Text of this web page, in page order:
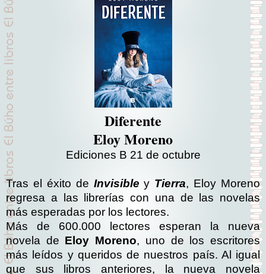
Diferente
Eloy Moreno
Ediciones B 21 de octubre
Tras el éxito de Invisibley Tierra, Eloy Moreno
regresa a las librerías con una de las novelas
más esperadas por los lectores.
Más de 600.000 lectores esperan la nueva
novela de Eloy Moreno, uno de los escritores
más leídos y queridos de nuestros país. Al igual
que sus libros anteriores, la nueva novela